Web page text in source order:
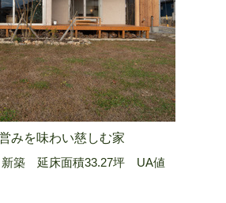
みを味わい慈しむ家
築 延床面積33.27坪 UA値